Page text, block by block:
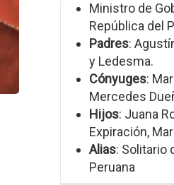
Ministro de
República del
Padres:
y Ledesma.
Cónyuges:
Mercedes
Hijos: Juana
Expiración,
Alias: Solitario
Peruana